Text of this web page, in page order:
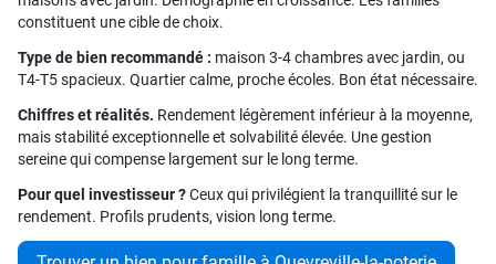
constituent une cible de choix.
Type de bien recommandé : maison 3-4 chambres avec jardin, ou
T4-T5 spacieux. Quartier calme, proche écoles. Bon état nécessaire.
Chiffres et réalités. Rendement légèrement inférieur à la moyenne,
mais stabilité exceptionnelle et solvabilité élevée. Une gestion
sereine qui compense largement sur le long terme.
Pour quel investisseur ?Ceux qui privilégient la tranquillité sur le
rendement. Profils prudents, vision long terme.